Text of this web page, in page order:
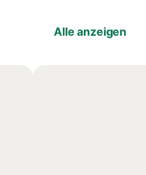
Alle anzeigen